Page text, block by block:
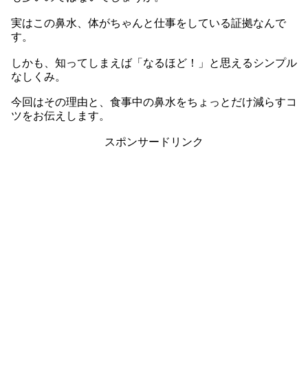
実はこの鼻水、体がちゃんと仕事をしている証拠なんで
す。
しかも、知ってしまえば「なるほど！」と思えるシンプル
なしくみ。
今回はその理由と、食事中の鼻水をちょっとだけ減らすコ
ツをお伝えします。
スポンサードリンク